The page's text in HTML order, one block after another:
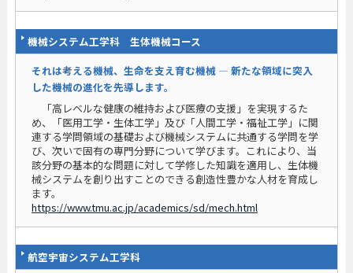
機械システム工学科 生体機械コース
それは考える機械、生命を支え育む機械 ― 新たな領域に突入
した機械の進化を先導します。
「高レベルな健康の維持および医療の支援」を実現するた
め、「医用工学・生体工学」及び「人間工学・福祉工学」に関
連する学問領域の基礎および機械システムに共通する学問を学
び、次いで固有の専門分野について学びます。これにより、当
該分野の基本的な問題に対して学修した知識を適用し、生体機
械システムを創り出すことのできる創造性豊かな人材を育成し
ます。
https://www.tmu.ac.jp/academics/sd/mech.html
航空宇宙システム工学科